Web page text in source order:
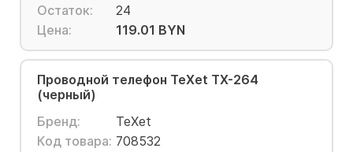
Остаток:
24
Цена:
119.01 BYN
Проводной телефон TeXet TX-264
(черный)
Бренд:
TeXet
Код товара: 708532